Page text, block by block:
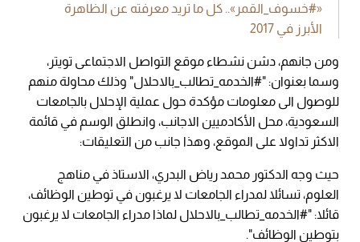
«#خسوف_القمر».. كل ما تريد معرفته عن الظاهرة
الأبرز في 2017
ومن جانهم، دشن نشطاء موقع التواصل الاجتماعى تويتر،
وسما بعنوان: "#الخدمه_تطالب_بالاحلال" وذلك محاولة منهم
للوصول الى معلومات مؤكدة حول عملية الإحلال بالجامعات
السعودية، محل الأكادميين الاجانب، وانطلق الوسم في قائمة
الاكثر تداولا على الموقع، وهذا جانب من التعليقات:
حيث وجه الدكتور محمد رياض البدري، الاستاذ في مناهج
العلوم، تسائلا لمدراء الجامعات لا يرغبون في توطين الوظائف،
قائلا: "#الخدمه_تطالب_بالاحلال لماذا مدراء الجامعات لا يرغبون
بتوطين الوظائف".